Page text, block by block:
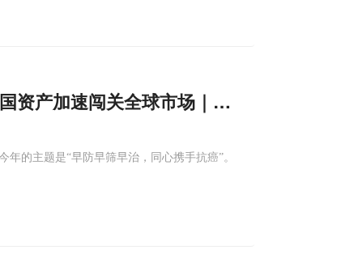
资产加速闯关全球市场｜ 肿瘤
的主题是“早防早筛早治，同心携手抗癌”。